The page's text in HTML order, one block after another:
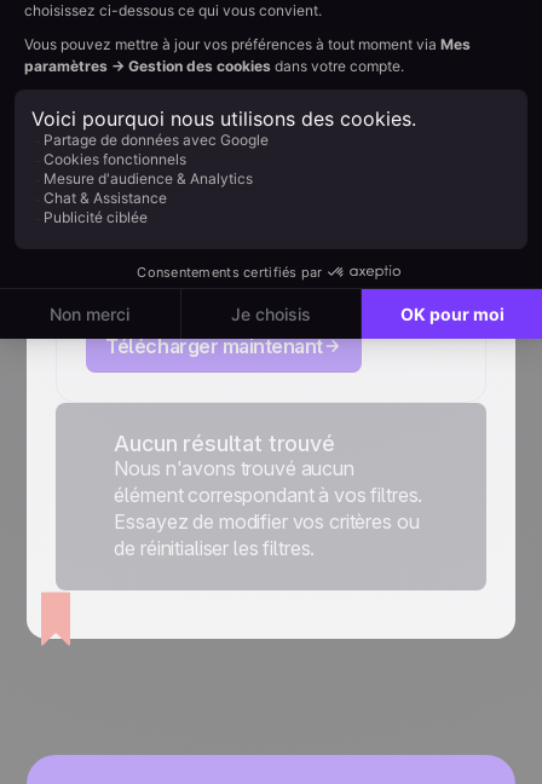
Playbook IA & e-
commerce: Capter le
« Shopping
Conversationnel » et
le convertir, du
prompt à l'achat
Attirer un trafic ultra-qualifié grâce à l'IA
n'est que la moitié du chemin : la vente se
joue ensuite, sur votre site et vos
engagements. Ce playbook vous livre la
méthode complète pour être recommandé
s'évapore.
Télécharger maintenant
Aucun résultat trouvé
Nous n'avons trouvé aucun
élément correspondant à vos filtres.
Essayez de modifier vos critères ou
de réinitialiser les filtres.